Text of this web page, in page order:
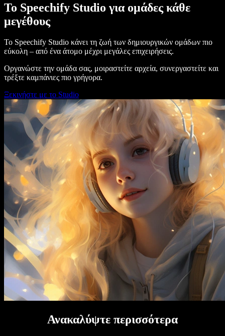
Το Speechify Studio για ομάδες κάθε
μεγέθους
Το Speechify Studio κάνει τη ζωή των δημιουργικών ομάδων πιο
εύκολη – από ένα άτομο μέχρι μεγάλες επιχειρήσεις.
Οργανώστε την ομάδα σας, μοιραστείτε αρχεία, συνεργαστείτε και
τρέξτε καμπάνιες πιο γρήγορα.
Ξεκινήστε με το Studio
Ανακαλύψτε περισσότερα